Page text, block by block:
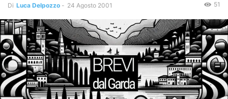
Di Luca Delpozzo - 24 Agosto 2001 51